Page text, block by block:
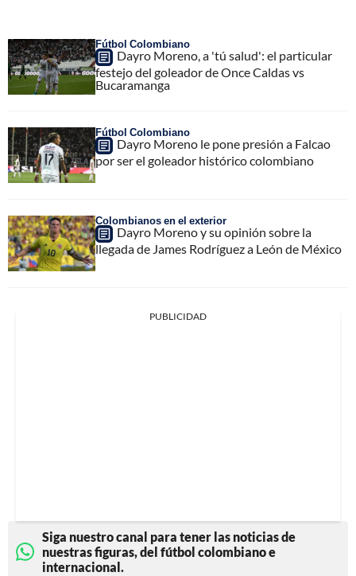
Fútbol Colombiano
Dayro Moreno, a 'tú salud': el particular
festejo del goleador de Once Caldas vs
Bucaramanga
Fútbol Colombiano
Dayro Moreno le pone presión a Falcao
por ser el goleador histórico colombiano
Colombianos en el exterior
Dayro Moreno y su opinión sobre la
llegada de James Rodríguez a León de México
PUBLICIDAD
Siga nuestro canal para tener las noticias de
nuestras figuras, del fútbol colombiano e
internacional.